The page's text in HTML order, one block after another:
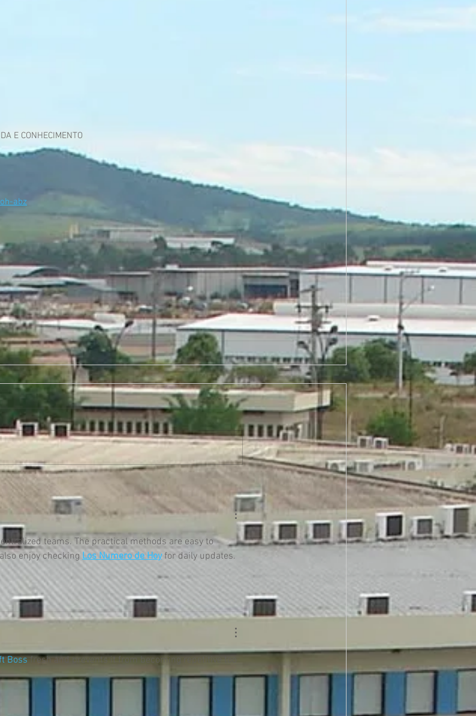
E CONHECIMENTO
abz
teams. The practical methods are easy to
enjoy checking Los Numero de Hoy for daily updates.
Boss fresh and prevents it from becoming repetitive too